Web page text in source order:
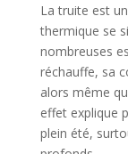
La truite est
thermique se
nombreuses
réchauffe, sa
alors même
effet explique
plein été,